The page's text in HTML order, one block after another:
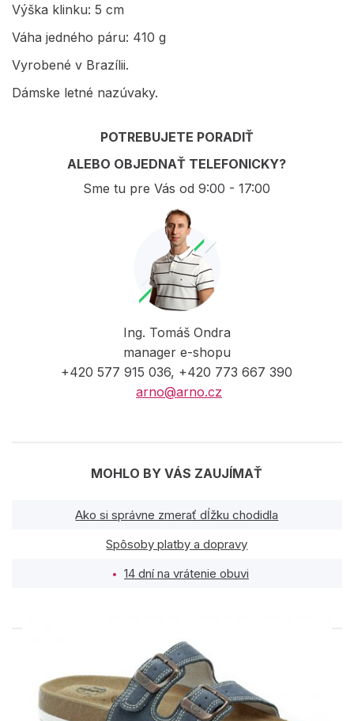
Výška klinku: 5 cm
Váha jedného páru: 410 g
Vyrobené v Brazílii.
Dámske letné nazúvaky.
POTREBUJETE PORADIŤ
ALEBO OBJEDNAŤ TELEFONICKY?
Sme tu pre Vás od 9:00 - 17:00
Ing. Tomáš Ondra
manager e-shopu
+420 577 915 036, +420 773 667 390
arno@arno.cz
MOHLO BY VÁS ZAUJÍMAŤ
Ako si správne zmerať dĺžku chodidla
Spôsoby platby a dopravy
14 dní na vrátenie obuvi
PODOBNÉ PRODUKTY